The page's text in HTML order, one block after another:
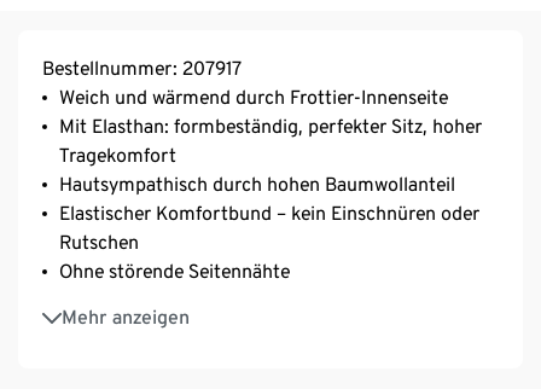
Bestellnummer: 207917
Weich und wärmend durch Frottier-Innenseite
Mit Elasthan: formbeständig, perfekter Sitz, hoher
Tragekomfort
Hautsympathisch durch hohen Baumwollanteil
Elastischer Komfortbund – kein Einschnüren oder
Rutschen
Ohne störende Seitennähte
Mehr anzeigen
Mit Größeneinstrick innen im Bund
Mit Baumwolle